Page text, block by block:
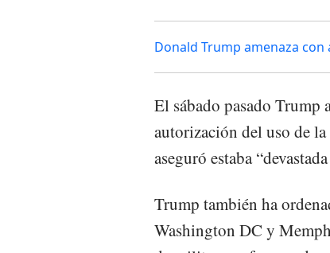
Donald Trump amenaza
El sábado pasado Trump
autorización del uso de
aseguró estaba
Trump también ha
Washington DC y